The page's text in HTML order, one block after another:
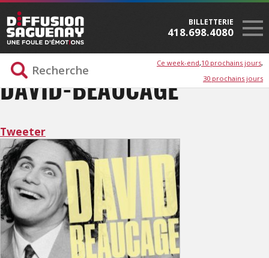
BILLETTERIE
418.698.4080
Ce week-end 10 prochains jours
30 prochains jours
DAVID-BEAUCAGE
Tweeter